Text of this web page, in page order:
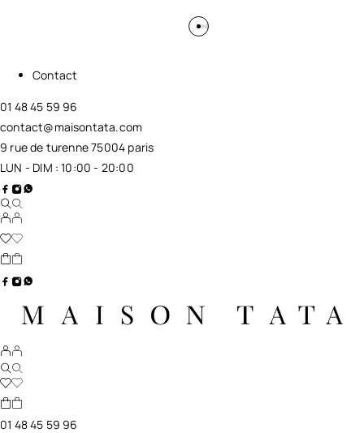
Contact
01 48 45 59 96
contact@maisontata.com
9 rue de turenne 75004 paris
LUN - DIM : 10:00 - 20:00
01 48 45 59 96